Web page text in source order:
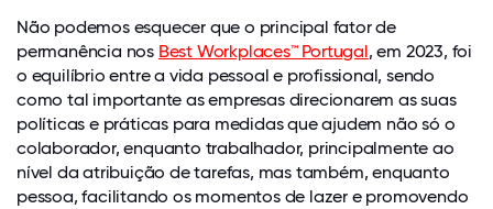
Não podemos esquecer que o principal fator de
permanência nos Best Workplaces™ Portugal, em 2023, foi
o equilíbrio entre a vida pessoal e profissional, sendo
como tal importante as empresas direcionarem as suas
políticas e práticas para medidas que ajudem não só o
colaborador, enquanto trabalhador, principalmente ao
nível da atribuição de tarefas, mas também, enquanto
pessoa, facilitando os momentos de lazer e promovendo